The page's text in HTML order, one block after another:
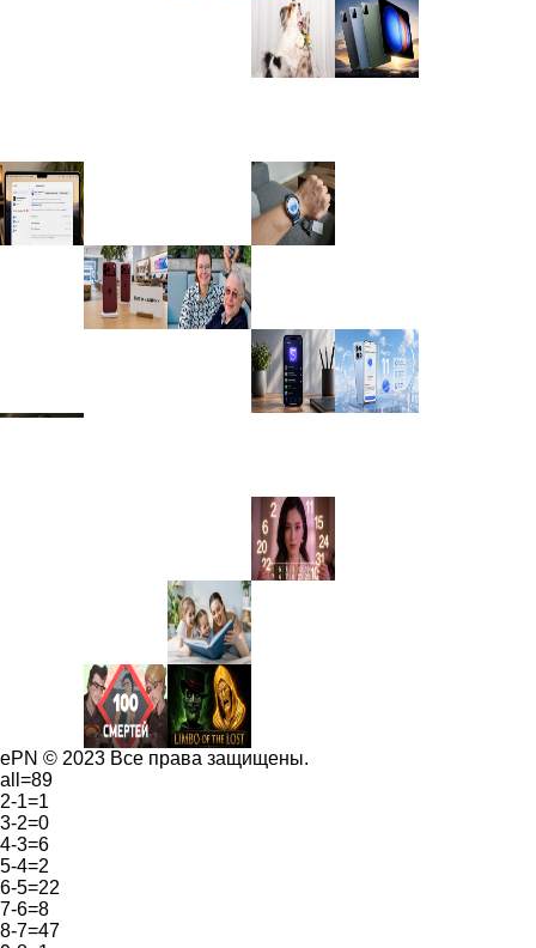
ePN © 2023 Все права защищены.
all=89
2-1=1
3-2=0
4-3=6
5-4=2
6-5=22
7-6=8
8-7=47